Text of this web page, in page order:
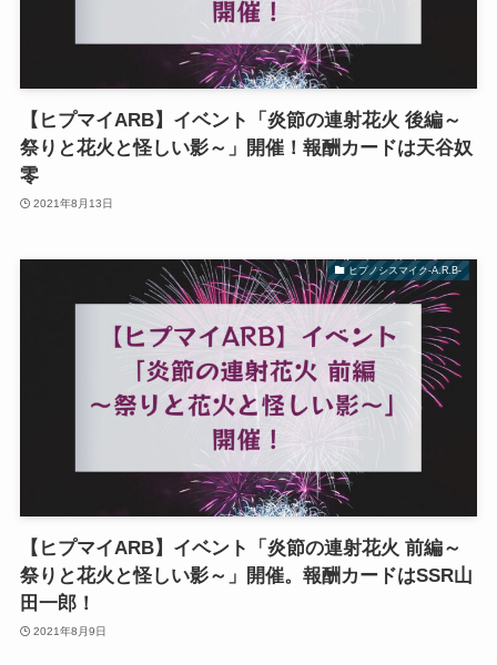
【ヒプマイARB】イベント「炎節の連射花火 後編～
祭りと花火と怪しい影～」開催！報酬カードは天谷奴
零
2021年8月13日
ヒプノシスマイク-A.R.B-
【ヒプマイARB】イベント「炎節の連射花火 前編～
祭りと花火と怪しい影～」開催。報酬カードはSSR山
田一郎！
2021年8月9日